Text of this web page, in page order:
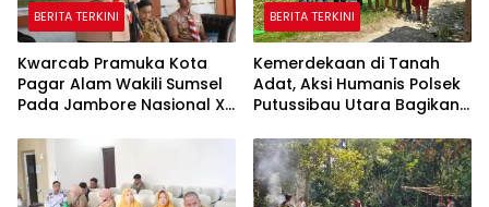
BERITA TERKINI
Kwarcab Pramuka Kota
Pagar Alam Wakili Sumsel
Pada Jambore Nasional XII
BERITA TERKINI
Kemerdekaan di Tanah
Adat, Aksi Humanis Polsek
Putussibau Utara Bagikan
Rumah Betang